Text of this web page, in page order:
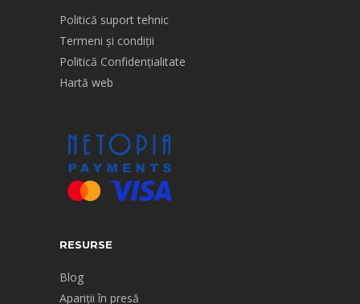
Politică suport tehnic
Termeni și condiții
Politică Confidențialitate
Hartă web
RESURSE
Blog
Apariții în presă